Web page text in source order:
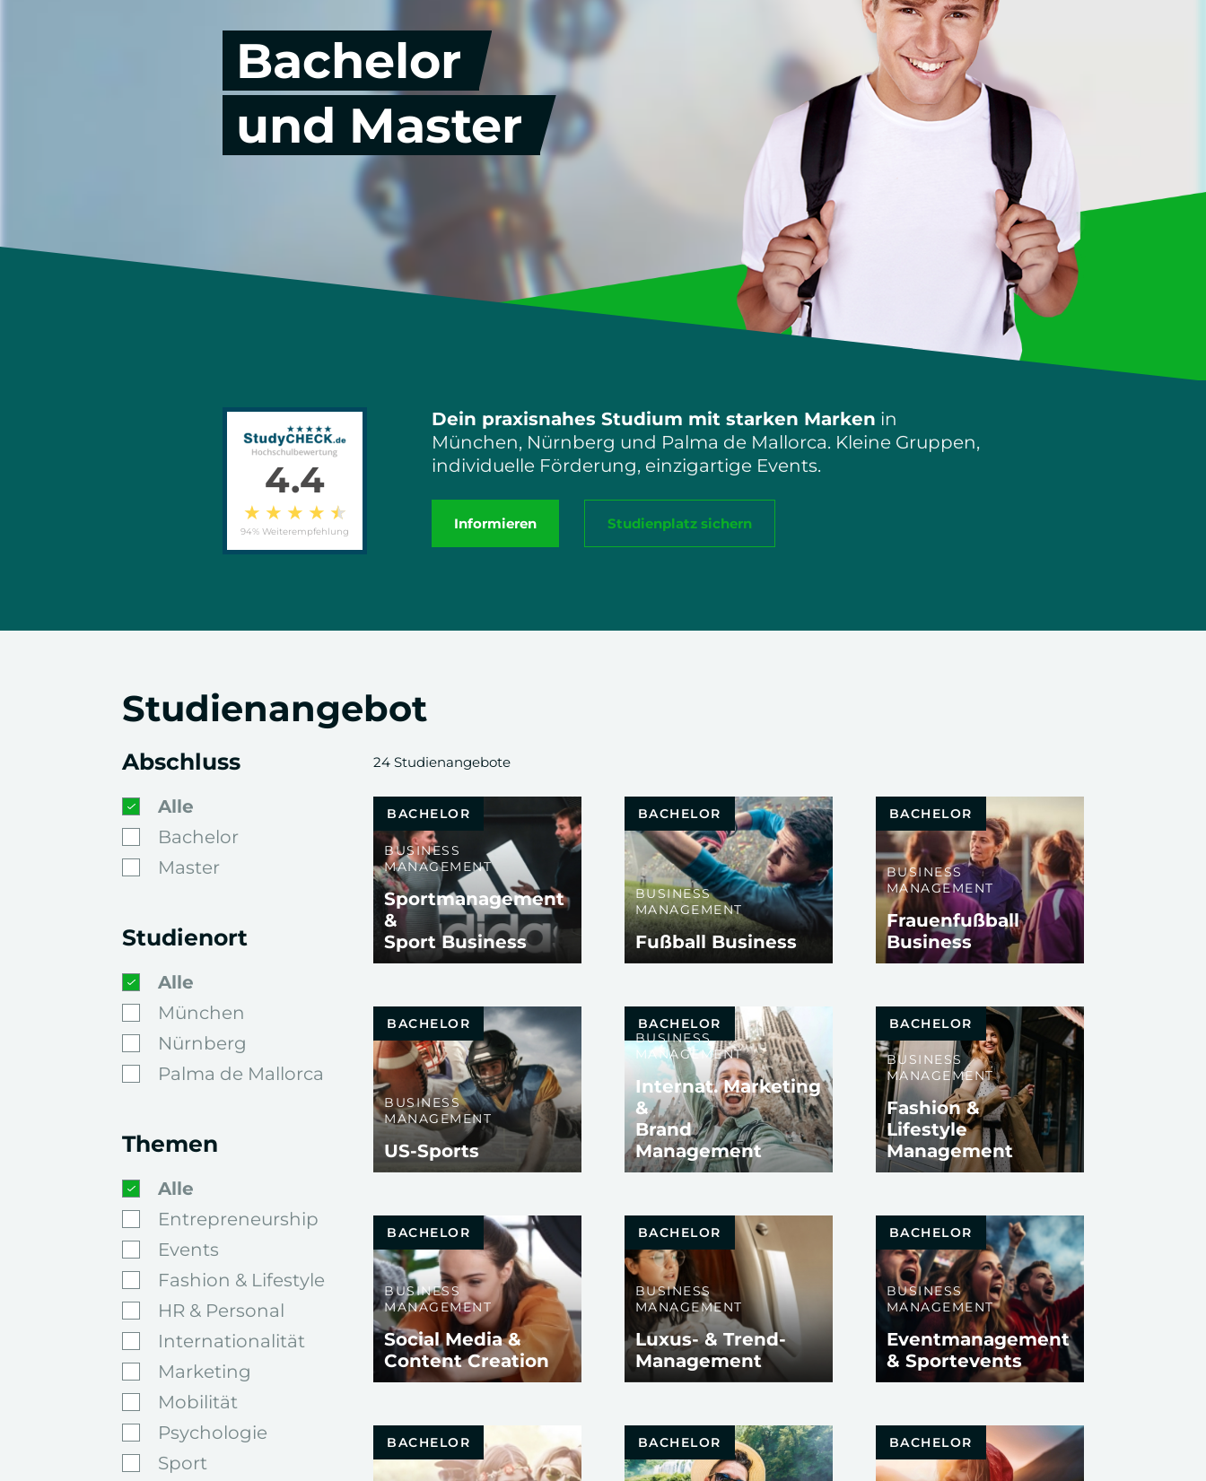
Wirtschafts- & Werbepsychologie Tourismus & Hospitality
Tourismus- & Hotelmanagement
Sport- & Event-Tourismus
Entrepreneurship & Innovation Global Communication in Business & Culture
Studienberatung & Bewerbung Studiengebühr & Finanzierung
Bachelor
und Master
4.4
★ ★ ★ ★ ★
94% Weiterempfehlung
Dein praxisnahes Studium mit starken Marken in
München, Nürnberg und Palma de Mallorca. Kleine Gruppen,
individuelle Förderung, einzigartige Events.
Informieren Studienplatz sichern
Studienangebot
Abschluss
Alle
Bachelor
Master
Studienort
Alle
München
Nürnberg
Palma de Mallorca
Themen
Alle
Entrepreneurship
Events
Fashion & Lifestyle
HR & Personal
Internationalität
Marketing
Mobilität
Psychologie
Sport
24 Studienangebote
BACHELOR
BUSINESS
MANAGEMENT
Sportmanagement
&
Sport Business
BACHELOR
BUSINESS
MANAGEMENT
Fußball Business
BACHELOR
BUSINESS
MANAGEMENT
Frauenfußball
Business
BACHELOR
BUSINESS
MANAGEMENT
US-Sports
BACHELOR
BUSINESS
MANAGEMENT
Internat. Marketing
&
Brand
Management
BACHELOR
BUSINESS
MANAGEMENT
Fashion &
Lifestyle
Management
BACHELOR
BUSINESS
MANAGEMENT
Social Media &
Content Creation
BACHELOR
BUSINESS
MANAGEMENT
Luxus- & Trend-
Management
BACHELOR
BUSINESS
MANAGEMENT
Eventmanagement
& Sportevents
BACHELOR BACHELOR BACHELOR